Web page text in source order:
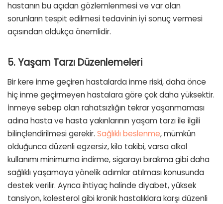
hastanın bu açıdan gözlemlenmesi ve var olan
sorunların tespit edilmesi tedavinin iyi sonuç vermesi
açısından oldukça önemlidir.
5. Yaşam Tarzı Düzenlemeleri
Bir kere inme geçiren hastalarda inme riski, daha önce
hiç inme geçirmeyen hastalara göre çok daha yüksektir.
İnmeye sebep olan rahatsızlığın tekrar yaşanmaması
adına hasta ve hasta yakınlarının yaşam tarzı ile ilgili
bilinçlendirilmesi gerekir. Sağlıklı beslenme, mümkün
olduğunca düzenli egzersiz, kilo takibi, varsa alkol
kullanımı minimuma indirme, sigarayı bırakma gibi daha
sağlıklı yaşamaya yönelik adımlar atılması konusunda
destek verilir. Ayrıca ihtiyaç halinde diyabet, yüksek
tansiyon, kolesterol gibi kronik hastalıklara karşı düzenli